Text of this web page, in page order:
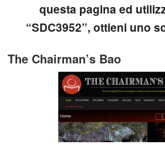
questa pagina ed
“SDC3952”, ottieni uno
The Chairman’s Bao